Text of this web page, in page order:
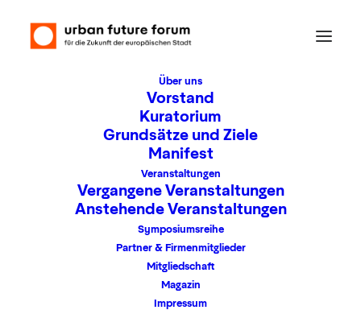
Über uns
Vorstand
Kuratorium
Grundsätze und Ziele
Manifest
Veranstaltungen
Vergangene Veranstaltungen
Anstehende Veranstaltungen
Symposiumsreihe
Partner & Firmenmitglieder
Mitgliedschaft
Magazin
Impressum
Uncategorized